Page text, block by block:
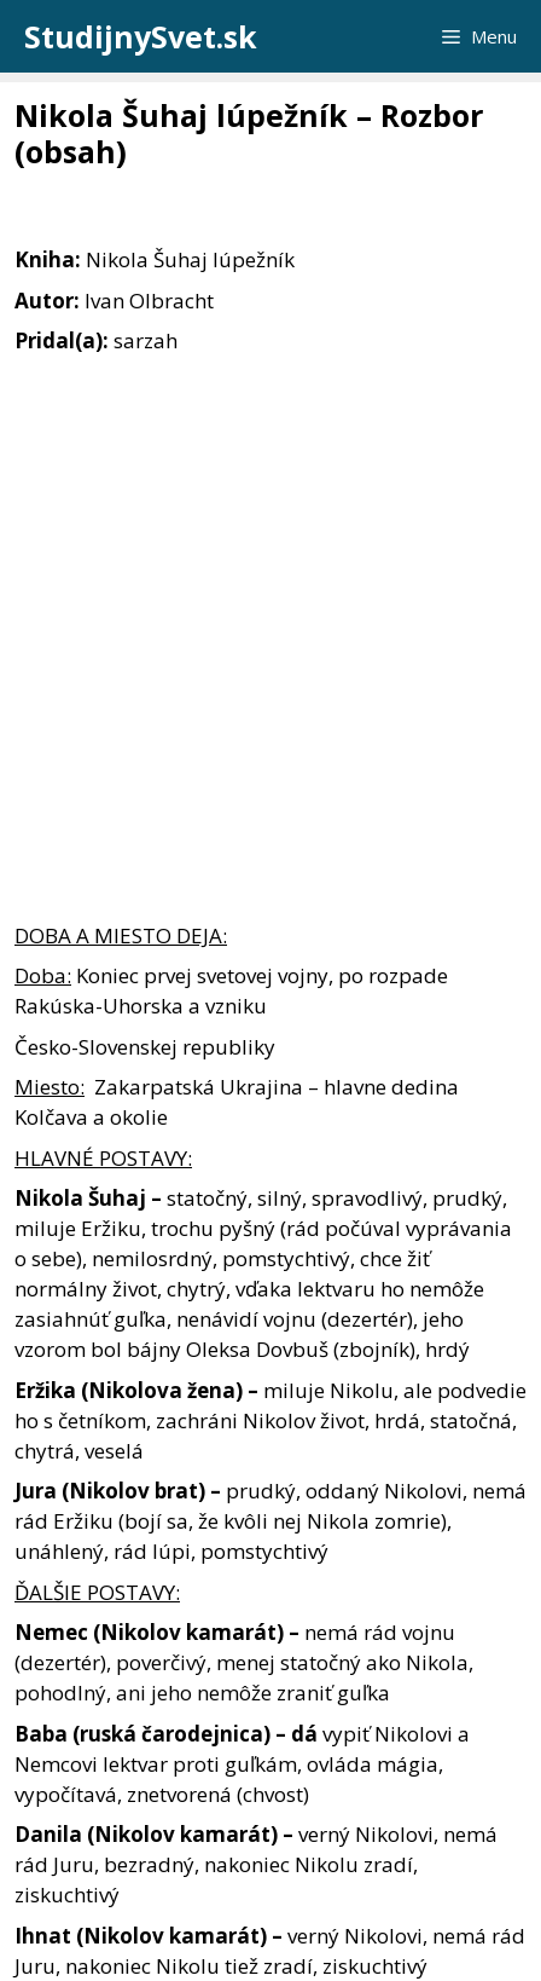
obsah
StudijnySvet.sk Menu
Nikola Šuhaj lúpežník – Rozbor
(obsah)
Kniha: Nikola Šuhaj lúpežník
Autor: Ivan Olbracht
Pridal(a): sarzah
DOBAA MIESTO DEJA:
Doba: Koniec prvej svetovej vojny, po rozpade
Rakúska-Uhorska a vzniku
Česko-Slovenskej republiky
Miesto: Zakarpatská Ukrajina – hlavne dedina
Kolčava a okolie
HLAVNÉ POSTAVY:
Nikola Šuhaj – statočný, silný, spravodlivý, prudký,
miluje Eržiku, trochu pyšný (rád počúval vyprávania
o sebe), nemilosrdný, pomstychtivý, chce žiť
normálny život, chytrý, vďaka lektvaru ho nemôže
zasiahnúť guľka, nenávidí vojnu (dezertér), jeho
vzorom bol bájny Oleksa Dovbuš (zbojník), hrdý
Eržika (Nikolova žena) – miluje Nikolu, ale podvedie
ho s četníkom, zachráni Nikolov život, hrdá, statočná,
chytrá, veselá
Jura (Nikolov brat) – prudký, oddaný Nikolovi, nemá
rád Eržiku (bojí sa, že kvôli nej Nikola zomrie),
unáhlený, rád lúpi, pomstychtivý
ĎALŠIE POSTAVY:
Nemec (Nikolov kamarát) – nemá rád vojnu
(dezertér), poverčivý, menej statočný ako Nikola,
pohodlný, ani jeho nemôže zraniť guľka
Baba (ruská čarodejnica) – dá vypiť Nikolovi a
Nemcovi lektvar proti guľkám, ovláda mágia,
vypočítavá, znetvorená (chvost)
Danila (Nikolov kamarát) – verný Nikolovi, nemá
rád Juru, bezradný, nakoniec Nikolu zradí,
ziskuchtivý
Ihnat (Nikolov kamarát) – verný Nikolovi, nemá rád
Juru, nakoniec Nikolu tiež zradí, ziskuchtivý